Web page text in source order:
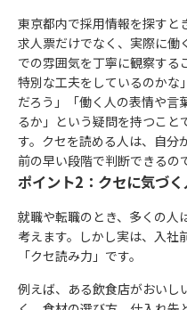
東京都内で採用情報を探すと
求人票だけでなく、実際に働
での雰囲気を丁寧に観察する
特別な工夫をしているのかな
だろう」「働く人の表情や言
るか」という疑問を持つこと
す。クセを読める人は、自分
前の早い段階で判断できるの
ポイント2：クセに気づ
就職や転職のとき、多くの人
考えます。しかし実は、入社
「クセ読み力」です。
例えば、ある飲食店がおいし